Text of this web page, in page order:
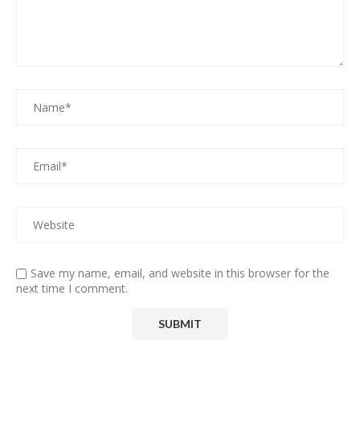
Save my name, email, and website in this browser for the
next time I comment.